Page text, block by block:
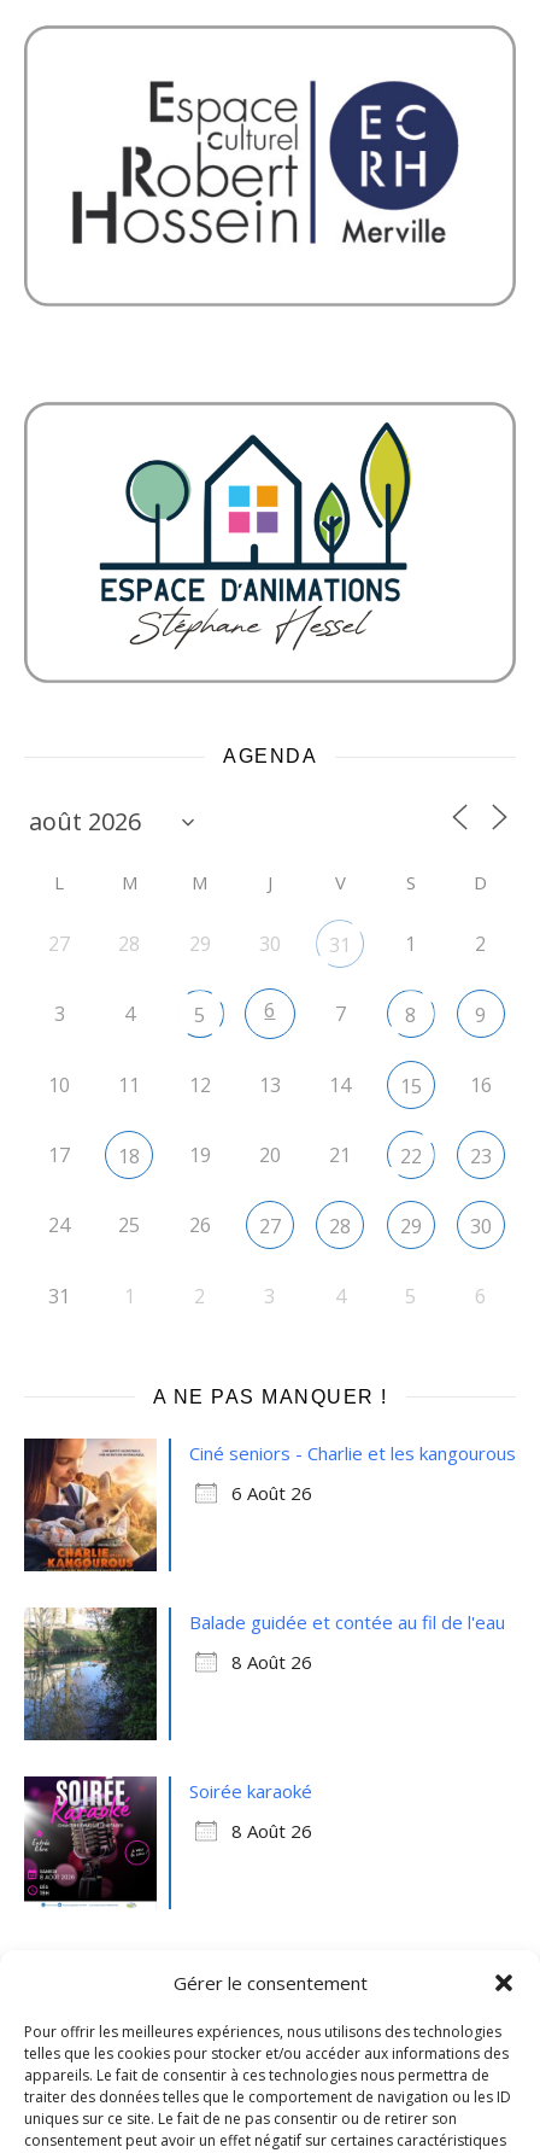
Gérer le consentement
Pour offrir les meilleures expériences, nous utilisons des technologies
telles que les cookies pour stocker et/ou accéder aux informations des
appareils. Le fait de consentir à ces technologies nous permettra de
traiter des données telles que le comportement de navigation ou les ID
uniques sur ce site. Le fait de ne pas consentir ou de retirer son
consentement peut avoir un effet négatif sur certaines caractéristiques
AGENDA
L M M J V S D
27 28 29 30 31 1 2
3 4 5 6 7 8 9
10 11 12 13 14 15 16
17 18 19 20 21 22 23
24 25 26 27 28 29 30
31 1 2 3 4 5 6
A NE PAS MANQUER !
Ciné seniors - Charlie et les kangourous
6 Août 26
Balade guidée et contée au fil de l'eau
8 Août 26
Soirée karaoké
8 Août 26